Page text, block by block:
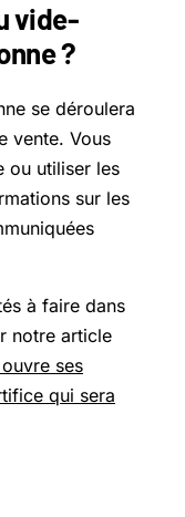
vide-
?
se déroulera
vente. Vous
ou utiliser les
sur les
à faire dans
notre article
ses
qui sera